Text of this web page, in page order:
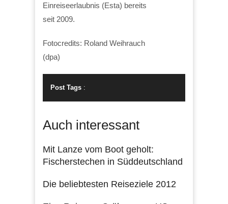
Einreiseerlaubnis (Esta) bereits
seit 2009.
Fotocredits: Roland Weihrauch
(dpa)
Post Tags :
Auch interessant
Mit Lanze vom Boot geholt:
Fischerstechen in Süddeutschland
Die beliebtesten Reiseziele 2012